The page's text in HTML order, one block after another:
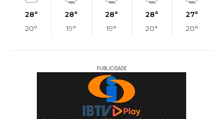
28°
20°
28°
19°
28°
19°
28°
20°
27°
20°
PUBLICIDADE